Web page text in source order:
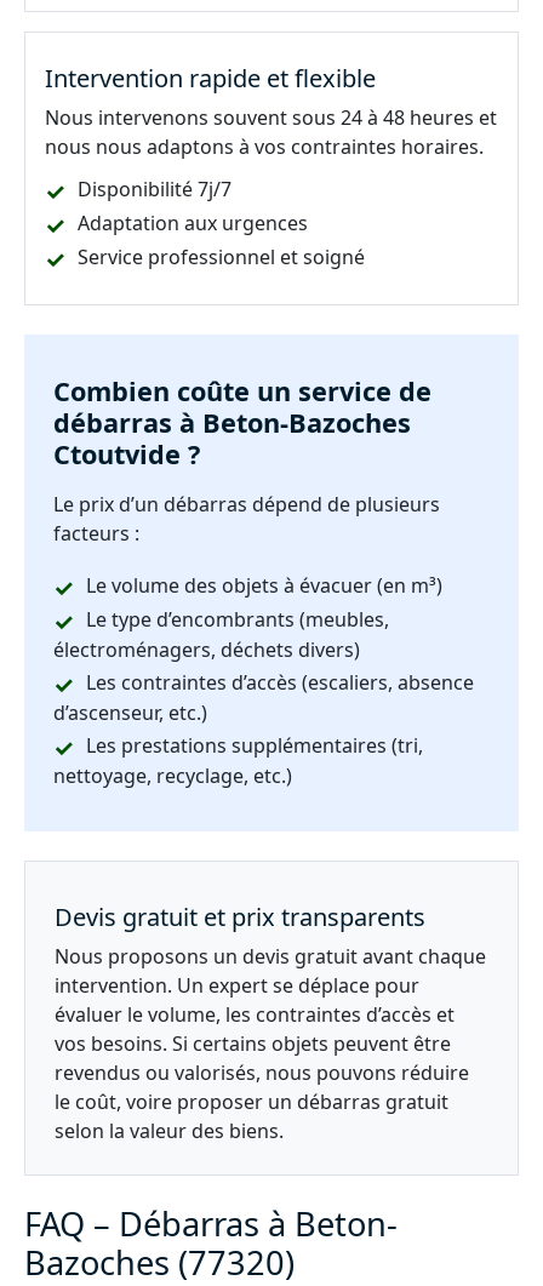
Intervention rapide et flexible
Nous intervenons souvent sous 24 à 48 heures et
nous nous adaptons à vos contraintes horaires.
Disponibilité 7j/7
Adaptation aux urgences
Service professionnel et soigné
Combien coûte un service de
débarras à Beton-Bazoches
Ctoutvide ?
Le prix d’un débarras dépend de plusieurs
facteurs :
Le volume des objets à évacuer (en m³)
Le type d’encombrants (meubles,
électroménagers, déchets divers)
Les contraintes d’accès (escaliers, absence
d’ascenseur, etc.)
Les prestations supplémentaires (tri,
nettoyage, recyclage, etc.)
Devis gratuit et prix transparents
Nous proposons un devis gratuit avant chaque
intervention. Un expert se déplace pour
évaluer le volume, les contraintes d’accès et
vos besoins. Si certains objets peuvent être
revendus ou valorisés, nous pouvons réduire
le coût, voire proposer un débarras gratuit
selon la valeur des biens.
FAQ – Débarras à Beton-
Bazoches (77320)